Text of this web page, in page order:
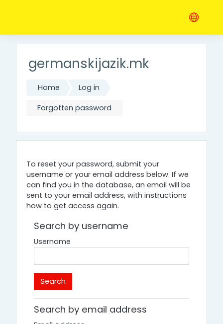
germanskijazik.mk
Home Log in
Forgotten password
To reset your password, submit your
username or your email address below. If we
can find you in the database, an email will be
sent to your email address, with instructions
how to get access again.
Search by username
Username
Search by email address